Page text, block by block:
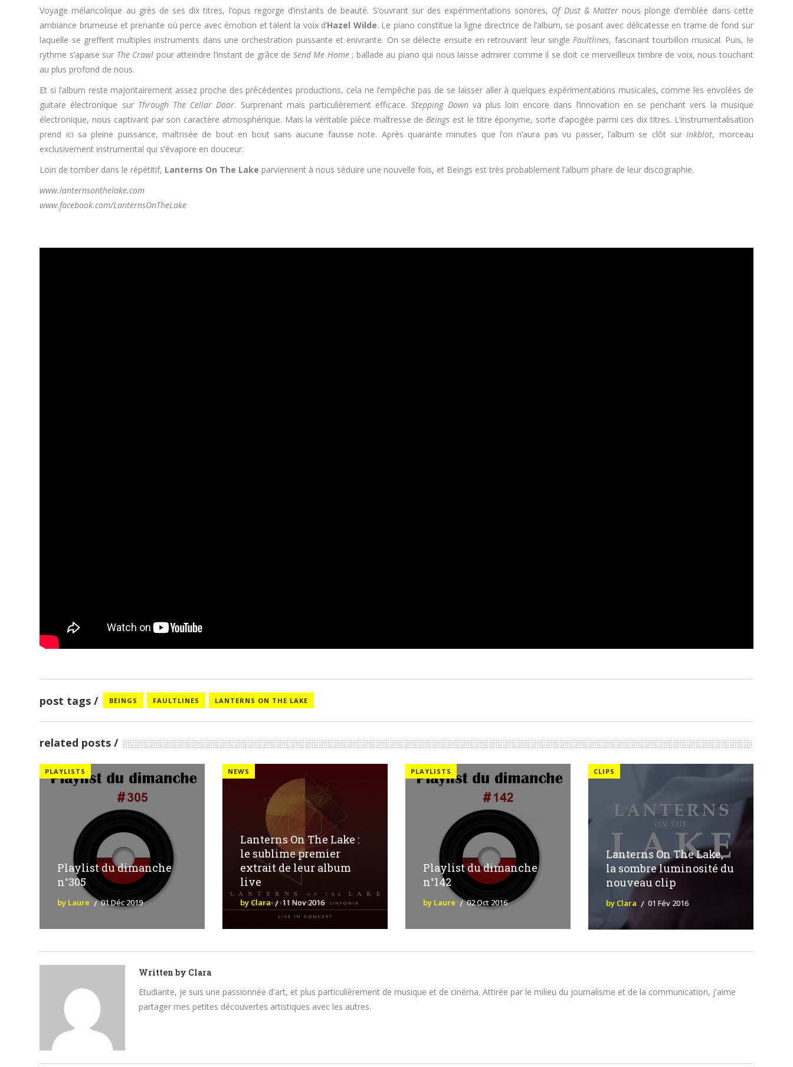
Voyage mélancolique au grès de ses dix titres, l’opus regorge d’instants de beauté. S’ouvrant sur des expérimentations sonores, Of Dust & Matternous plonge d’emblée dans cette
ambiance brumeuse et prenante où perce avec émotion et talent la voix d’Hazel Wilde. Le piano constitue la ligne directrice de l’album, se posant avec délicatesse en trame de fond sur
laquelle se greffent multiples instruments dans une orchestration puissante et enivrante. On se délecte ensuite en retrouvant leur singleFaultlines, fascinant tourbillon musical. Puis, le
rythme s’apaise sur The Crawl pour atteindre l’instant de grâce de Send Me Home; ballade au piano qui nous laisse admirer comme il se doit ce merveilleux timbre de voix, nous touchant
au plus profond de nous.
Et si l’album reste majoritairement assez proche des précédentes productions, cela ne l’empêche pas de se laisser aller à quelques expérimentations musicales, comme les envolées de
guitare électronique surThrough The Cellar Door. Surprenant mais particulièrement efficace.Stepping Downva plus loin encore dans l’innovation en se penchant vers la musique
électronique, nous captivant par son caractère atmosphérique. Mais la véritable pièce maîtresse deBeings est le titre éponyme, sorte d’apogée parmi ces dix titres. L’instrumentalisation
prend ici sa pleine puissance, maîtrisée de bout en bout sans aucune fausse note. Après quarante minutes que l’on n’aura pas vu passer, l’album se clôt surInkblot, morceau
exclusivement instrumental qui s’évapore en douceur.
Loin de tomber dans le répétitif, Lanterns On The Lake parviennent à nous séduire une nouvelle fois, et Beings est très probablement l’album phare de leur discographie.
www.lanternsonthelake.com
www.facebook.com/LanternsOnTheLake
post tags BEINGS FAULTLINES LANTERNS ON THE LAKE
related posts
PLAYLISTS
Playlist du dimanche
n°305
by Laure 01 Déc 2019
NEWS
Lanterns On The Lake :
le sublime premier
extrait de leur album
live
by Clara 11 Nov 2016
PLAYLISTS
Playlist du dimanche
n°142
by Laure 02 Oct 2016
CLIPS
Lanterns On The Lake,
la sombre luminosité du
nouveau clip
by Clara 01 Fév 2016
Written by Clara
Etudiante, je suis une passionnée d'art, et plus particulièrement de musique et de cinéma. Attirée par le milieu du journalisme et de la communication, j'aime
partager mes petites découvertes artistiques avec les autres.